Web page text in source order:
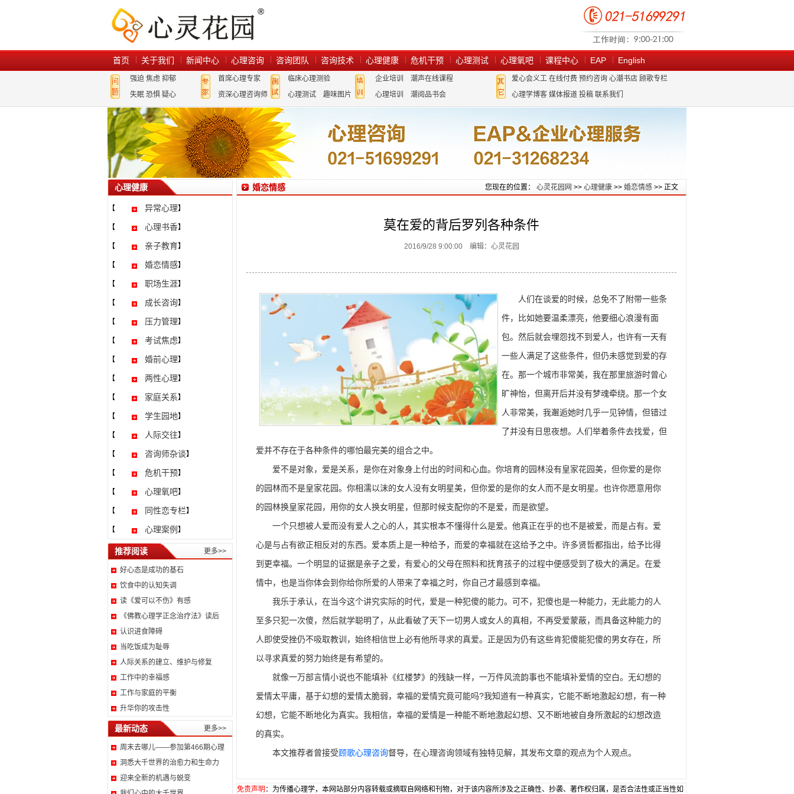
首页 关于我们 新闻中心 心理咨询 咨询团队 咨询技术 心理健康 危机干预 心理测试 心理氧吧 课程中心 EAP English
强迫 焦虑 抑郁
失眠 恐惧 疑心
首席心理专家
资深心理咨询师
临床心理测验
心理测试
趣味图片
企业培训
潮声在线课程
心理培训
潮阅品书会
爱心会义工 在线付费 预约咨询 心潮书店 顾歌专栏
心理学博客 媒体报道 投稿 联系我们
心理健康
【 异常心理】
【 心理书香】
【 亲子教育】
【 婚恋情感】
【 职场生涯】
【 成长咨询】
【 压力管理】
【 考试焦虑】
【 婚前心理】
【 两性心理】
【 家庭关系】
【 学生园地】
【 人际交往】
【 咨询师杂谈】
【 危机干预】
【 心理氧吧】
【 同性恋专栏】
【 心理案例 】
更多>>
推荐阅读
好心态是成功的基石
饮食中的认知失调
读《爱可以不伤》有感
《佛教心理学正念治疗法》读后
认识进食障碍
当吃饭成为耻辱
人际关系的建立、维护与修复
工作中的幸福感
工作与家庭的平衡
升华你的攻击性
更多>>
最新动态
周末去哪儿——参加第466期心理
洞悉大千世界的治愈力和生命力
迎来全新的机遇与蜕变
您现在的位置： 心灵花园网 >> 心理健康 >> 婚恋情感 >> 正文
婚恋情感
莫在爱的背后罗列各种条件
2016/9/28 9:00:00 编辑：心灵花园
人们在谈爱的时候，总免不了附带一些条
件，比如她要温柔漂亮，他要细心浪漫有面
包。然后就会埋怨找不到爱人，也许有一天有
一些人满足了这些条件，但仍未感觉到爱的存
在。那一个城市非常美，我在那里旅游时曾心
旷神怡，但离开后并没有梦魂牵绕。那一个女
人非常美，我邂逅她时几乎一见钟情，但错过
了并没有日思夜想。人们举着条件去找爱，但
爱并不存在于各种条件的哪怕最完美的组合之中。
爱不是对象，爱是关系，是你在对象身上付出的时间和心血。你培育的园林没有皇家花园美，但你爱的是你
的园林而不是皇家花园。你相濡以沫的女人没有女明星美，但你爱的是你的女人而不是女明星。也许你愿意用你
的园林换皇家花园，用你的女人换女明星，但那时候支配你的不是爱，而是欲望。
一个只想被人爱而没有爱人之心的人，其实根本不懂得什么是爱。他真正在乎的也不是被爱，而是占有。爱
心是与占有欲正相反对的东西。爱本质上是一种给予，而爱的幸福就在这给予之中。许多贤哲都指出，给予比得
到更幸福。一个明显的证据是亲子之爱，有爱心的父母在照料和抚育孩子的过程中便感受到了极大的满足。在爱
情中，也是当你体会到你给你所爱的人带来了幸福之时，你自己才最感到幸福。
我乐于承认，在当今这个讲究实际的时代，爱是一种犯傻的能力。可不，犯傻也是一种能力，无此能力的人
至多只犯一次傻，然后就学聪明了，从此看破了天下一切男人或女人的真相，不再受爱蒙蔽，而具备这种能力的
人即使受挫仍不吸取教训，始终相信世上必有他所寻求的真爱。正是因为仍有这些肯犯傻能犯傻的男女存在，所
以寻求真爱的努力始终是有希望的。
就像一万部言情小说也不能填补《红楼梦》的残缺一样，一万件风流韵事也不能填补爱情的空白。无幻想的
爱情太平庸，基于幻想的爱情太脆弱，幸福的爱情究竟可能吗?我知道有一种真实，它能不断地激起幻想，有一种
幻想，它能不断地化为真实。我相信，幸福的爱情是一种能不断地激起幻想、又不断地被自身所激起的幻想改造
的真实。
本文推荐者曾接受顾歌心理咨询督导，在心理咨询领域有独特见解，其发布文章的观点为个人观点。
免责声明 ：为传播心理学，本网站部分内容转载或摘取自网络和刊物，对于该内容所涉及之正确性、抄袭、著作权归属，是否合法性或正当性如